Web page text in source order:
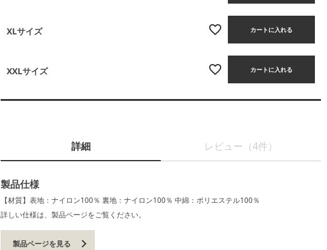
XLサイズ カートに入れる
XXLサイズ カートに入れる
詳細 レビュー（4件）
製品仕様
【材質】表地：ナイロン100％ 裏地：ナイロン100％ 中綿：ポリエステル100％
詳しい仕様は、製品ページをご覧ください。
製品ページを見る